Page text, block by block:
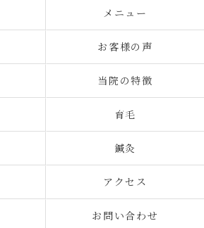
メニュー
お客様の声
当院の特徴
育毛
鍼灸
アクセス
お問い合わせ